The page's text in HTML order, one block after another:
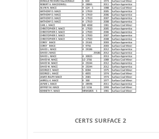
CERTS SURFACE 2